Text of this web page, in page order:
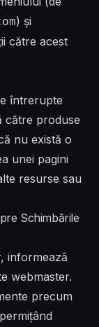
) și
către acest
întrerupte
către produse
nu există o
unei pagini
resurse sau
Schimbările
informează
webmaster.
precum